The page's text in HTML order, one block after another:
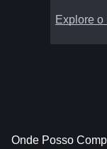
Explore o
Onde Posso